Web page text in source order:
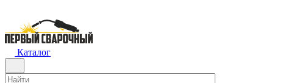
Каталог